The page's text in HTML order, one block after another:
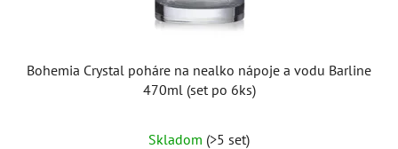
Bohemia Crystal poháre na nealko nápoje a vodu Barline
470ml (set po 6ks)
Skladom (>5 set)